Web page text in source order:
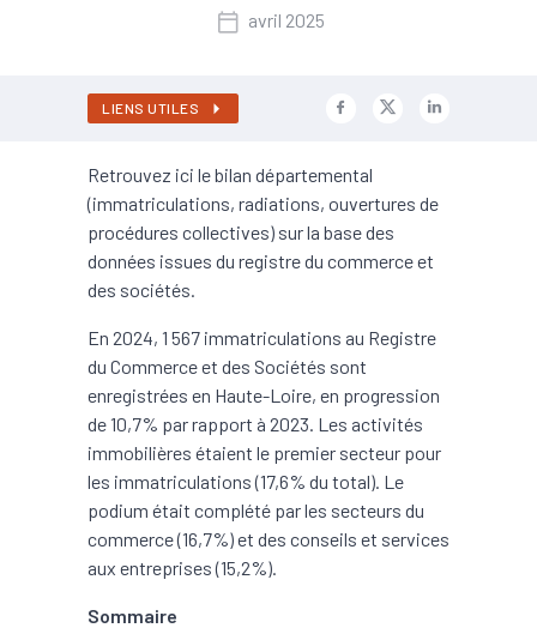
avril 2025
LIENS UTILES
Retrouvez ici le bilan départemental
(immatriculations, radiations, ouvertures de
procédures collectives) sur la base des
données issues du registre du commerce et
des sociétés.
En 2024, 1 567 immatriculations au Registre
du Commerce et des Sociétés sont
enregistrées en Haute-Loire, en progression
de 10,7% par rapport à 2023. Les activités
immobilières étaient le premier secteur pour
les immatriculations (17,6% du total). Le
podium était complété par les secteurs du
commerce (16,7%) et des conseils et services
aux entreprises (15,2%).
Sommaire